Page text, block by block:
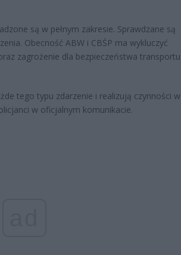
są w pełnym zakresie. Sprawdzane są
Obecność ABW i CBŚP ma wykluczyć
zagrożenie dla bezpieczeństwa transportu
tego typu zdarzenie i realizują czynności w
w oficjalnym komunikacie.